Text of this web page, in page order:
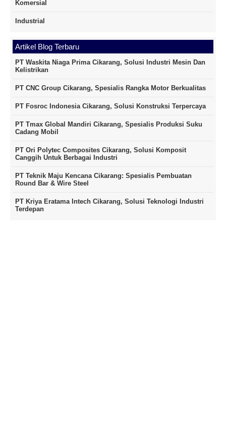
Komersial
Industrial
Artikel Blog Terbaru
PT Waskita Niaga Prima Cikarang, Solusi Industri Mesin Dan
Kelistrikan
PT CNC Group Cikarang, Spesialis Rangka Motor Berkualitas
PT Fosroc Indonesia Cikarang, Solusi Konstruksi Terpercaya
PT Tmax Global Mandiri Cikarang, Spesialis Produksi Suku
Cadang Mobil
PT Ori Polytec Composites Cikarang, Solusi Komposit
Canggih Untuk Berbagai Industri
PT Teknik Maju Kencana Cikarang: Spesialis Pembuatan
Round Bar & Wire Steel
PT Kriya Eratama Intech Cikarang, Solusi Teknologi Industri
Terdepan